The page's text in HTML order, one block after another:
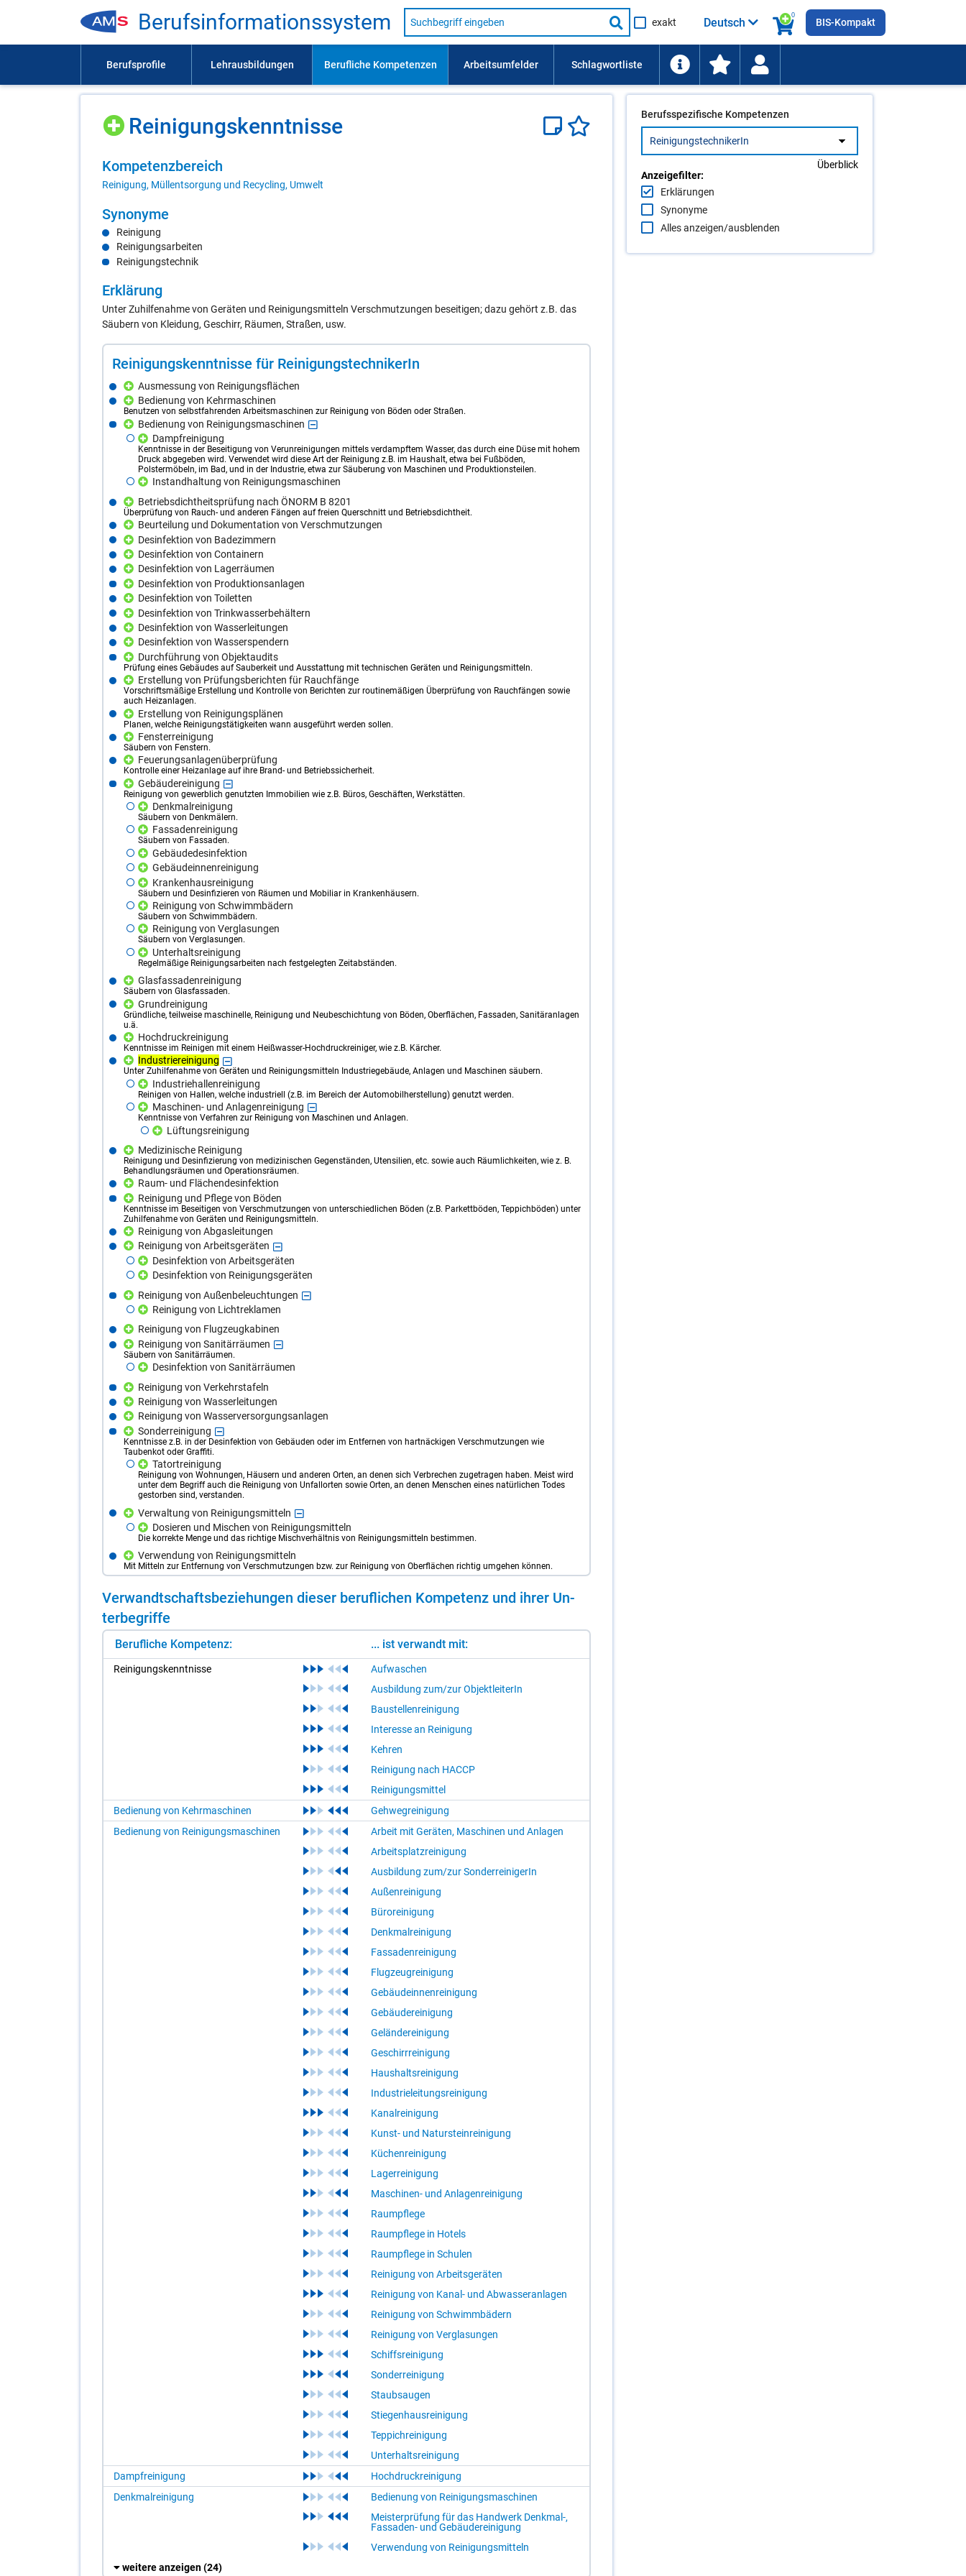
Be­rufs­in­for­ma­ti­ons­sys­tem
Suche
nach
Lehrausbildung,
usw.
Suche
starten
exakt
0
Deutsch BIS-Kompakt
Rei­ni­gungs­kennt­nis­se
Kom­pe­tenz­be­reich
Reinigung, Müllentsorgung und Recycling, Umwelt
Syn­ony­me
Reinigung
Reinigungsarbeiten
Reinigungstechnik
Er­klä­rung
Unter Zuhilfenahme von Geräten und Reinigungsmitteln Verschmutzungen beseitigen; dazu gehört z.B. das
Säubern von Kleidung, Geschirr, Räumen, Straßen, usw.
Rei­ni­gungs­kennt­nis­se für Rei­ni­gungs­tech­ni­ke­rIn
Ausmessung von Reinigungsflächen
Bedienung von Kehrmaschinen
Benutzen von selbstfahrenden Arbeitsmaschinen zur Reinigung von Böden oder Straßen.
Bedienung von Reinigungsmaschinen
Dampfreinigung
Kenntnisse in der Beseitigung von Verunreinigungen mittels verdampftem Wasser, das durch eine Düse mit hohem
Druck abgegeben wird. Verwendet wird diese Art der Reinigung z.B. im Haushalt, etwa bei Fußböden,
Polstermöbeln, im Bad, und in der Industrie, etwa zur Säuberung von Maschinen und Produktionsteilen.
Instandhaltung von Reinigungsmaschinen
Betriebsdichtheitsprüfung nach ÖNORM B 8201
Überprüfung von Rauch- und anderen Fängen auf freien Querschnitt und Betriebsdichtheit.
Beurteilung und Dokumentation von Verschmutzungen
Desinfektion von Badezimmern
Desinfektion von Containern
Desinfektion von Lagerräumen
Desinfektion von Produktionsanlagen
Desinfektion von Toiletten
Desinfektion von Trinkwasserbehältern
Desinfektion von Wasserleitungen
Desinfektion von Wasserspendern
Durchführung von Objektaudits
Prüfung eines Gebäudes auf Sauberkeit und Ausstattung mit technischen Geräten und Reinigungsmitteln.
Erstellung von Prüfungsberichten für Rauchfänge
Vorschriftsmäßige Erstellung und Kontrolle von Berichten zur routinemäßigen Überprüfung von Rauchfängen sowie
auch Heizanlagen.
Erstellung von Reinigungsplänen
Planen, welche Reinigungstätigkeiten wann ausgeführt werden sollen.
Fensterreinigung
Säubern von Fenstern.
Feuerungsanlagenüberprüfung
Kontrolle einer Heizanlage auf ihre Brand- und Betriebssicherheit.
Gebäudereinigung
Reinigung von gewerblich genutzten Immobilien wie z.B. Büros, Geschäften, Werkstätten.
Denkmalreinigung
Säubern von Denkmälern.
Fassadenreinigung
Säubern von Fassaden.
Gebäudedesinfektion
Gebäudeinnenreinigung
Krankenhausreinigung
Säubern und Desinfizieren von Räumen und Mobiliar in Krankenhäusern.
Reinigung von Schwimmbädern
Säubern von Schwimmbädern.
Reinigung von Verglasungen
Säubern von Verglasungen.
Unterhaltsreinigung
Regelmäßige Reinigungsarbeiten nach festgelegten Zeitabständen.
Glasfassadenreinigung
Säubern von Glasfassaden.
Grundreinigung
Gründliche, teilweise maschinelle, Reinigung und Neubeschichtung von Böden, Oberflächen, Fassaden, Sanitäranlagen
u.ä.
Hochdruckreinigung
Kenntnisse im Reinigen mit einem Heißwasser-Hochdruckreiniger, wie z.B. Kärcher.
Industriereinigung
Unter Zuhilfenahme von Geräten und Reinigungsmitteln Industriegebäude, Anlagen und Maschinen säubern.
Industriehallenreinigung
Reinigen von Hallen, welche industriell (z.B. im Bereich der Automobilherstellung) genutzt werden.
Maschinen- und Anlagenreinigung
Kenntnisse von Verfahren zur Reinigung von Maschinen und Anlagen.
Lüftungsreinigung
Medizinische Reinigung
Reinigung und Desinfizierung von medizinischen Gegenständen, Utensilien, etc. sowie auch Räumlichkeiten, wie z. B.
Behandlungsräumen und Operationsräumen.
Raum- und Flächendesinfektion
Reinigung und Pflege von Böden
Kenntnisse im Beseitigen von Verschmutzungen von unterschiedlichen Böden (z.B. Parkettböden, Teppichböden) unter
Zuhilfenahme von Geräten und Reinigungsmitteln.
Reinigung von Abgasleitungen
Reinigung von Arbeitsgeräten
Desinfektion von Arbeitsgeräten
Desinfektion von Reinigungsgeräten
Reinigung von Außenbeleuchtungen
Reinigung von Lichtreklamen
Reinigung von Flugzeugkabinen
Reinigung von Sanitärräumen
Säubern von Sanitärräumen.
Desinfektion von Sanitärräumen
Reinigung von Verkehrstafeln
Reinigung von Wasserleitungen
Reinigung von Wasserversorgungsanlagen
Sonderreinigung
Kenntnisse z.B. in der Desinfektion von Gebäuden oder im Entfernen von hartnäckigen Verschmutzungen wie
Taubenkot oder Graffiti.
Tatortreinigung
Reinigung von Wohnungen, Häusern und anderen Orten, an denen sich Verbrechen zugetragen haben. Meist wird
unter dem Begriff auch die Reinigung von Unfallorten sowie Orten, an denen Menschen eines natürlichen Todes
gestorben sind, verstanden.
Verwaltung von Reinigungsmitteln
Dosieren und Mischen von Reinigungsmitteln
Die korrekte Menge und das richtige Mischverhältnis von Reinigungsmitteln bestimmen.
Verwendung von Reinigungsmitteln
Mit Mitteln zur Entfernung von Verschmutzungen bzw. zur Reinigung von Oberflächen richtig umgehen können.
Ver­wandt­schafts­be­zie­hun­gen die­ser be­ruf­li­chen Kom­pe­tenz und ih­rer Un­
ter­be­grif­fe
Berufliche Kompetenz: ... ist verwandt mit:
Rei­ni­gungs­kennt­nis­se
Aufwaschen
Ausbildung zum/zur ObjektleiterIn
Baustellenreinigung
Interesse an Reinigung
Kehren
Reinigung nach HACCP
Reinigungsmittel
Bedienung von Kehrmaschinen
Gehwegreinigung
Bedienung von Reinigungsmaschinen
Arbeit mit Geräten, Maschinen und Anlagen
Arbeitsplatzreinigung
Ausbildung zum/zur SonderreinigerIn
Außenreinigung
Büroreinigung
Denkmalreinigung
Fassadenreinigung
Flugzeugreinigung
Gebäudeinnenreinigung
Gebäudereinigung
Geländereinigung
Geschirrreinigung
Haushaltsreinigung
Industrieleitungsreinigung
Kanalreinigung
Kunst- und Natursteinreinigung
Küchenreinigung
Lagerreinigung
Maschinen- und Anlagenreinigung
Raumpflege
Raumpflege in Hotels
Raumpflege in Schulen
Reinigung von Arbeitsgeräten
Reinigung von Kanal- und Abwasseranlagen
Reinigung von Schwimmbädern
Reinigung von Verglasungen
Schiffsreinigung
Sonderreinigung
Staubsaugen
Stiegenhausreinigung
Teppichreinigung
Unterhaltsreinigung
Dampfreinigung
Hochdruckreinigung
Denkmalreinigung
Bedienung von Reinigungsmaschinen
Meisterprüfung für das Handwerk Denkmal-,
Fassaden- und Gebäudereinigung
Verwendung von Reinigungsmitteln
weitere anzeigen(24)
Berufsspezifische Kompetenzen
Überblick
Anzeigefilter:
Erklärungen
Synonyme
Alles anzeigen/ausblenden